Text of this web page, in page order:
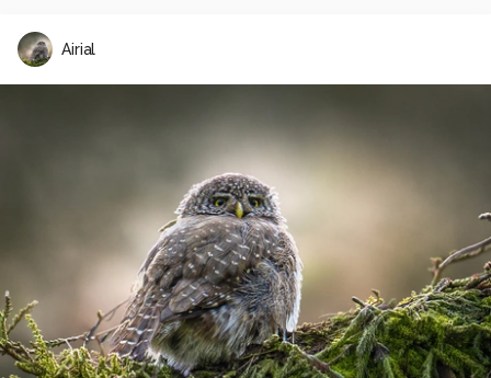
Airial